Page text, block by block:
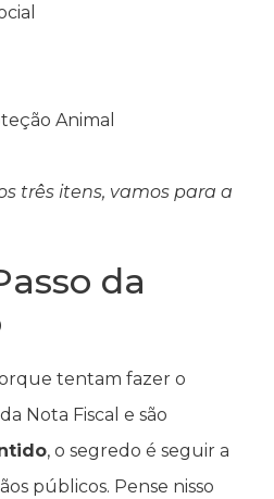
Animal
três itens, vamos para a
da
tentam fazer o
Nota Fiscal e são
, o segredo é seguir a
públicos. Pense nisso